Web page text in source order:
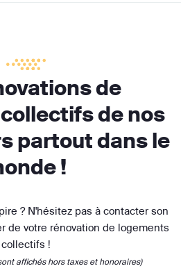
de
de nos
partout dans le
!
? N'hésitez pas à contacter son
de votre rénovation de logements
collectifs !
affichés hors taxes et honoraires)